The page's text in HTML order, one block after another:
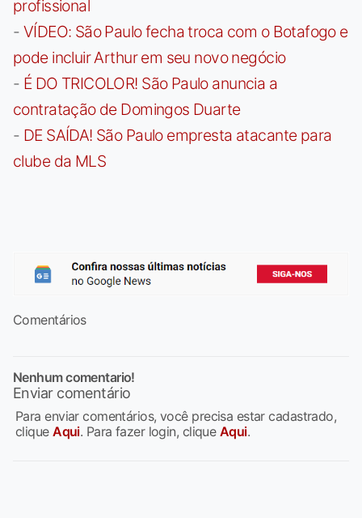
profissional
- VÍDEO: São Paulo fecha troca com o Botafogo e
pode incluir Arthur em seu novo negócio
- É DO TRICOLOR! São Paulo anuncia a
contratação de Domingos Duarte
- DE SAÍDA! São Paulo empresta atacante para
clube da MLS
Comentários
Nenhum comentario!
Enviar comentário
Para enviar comentários, você precisa estar cadastrado,
cliqueAqui. Para fazer login, clique Aqui.